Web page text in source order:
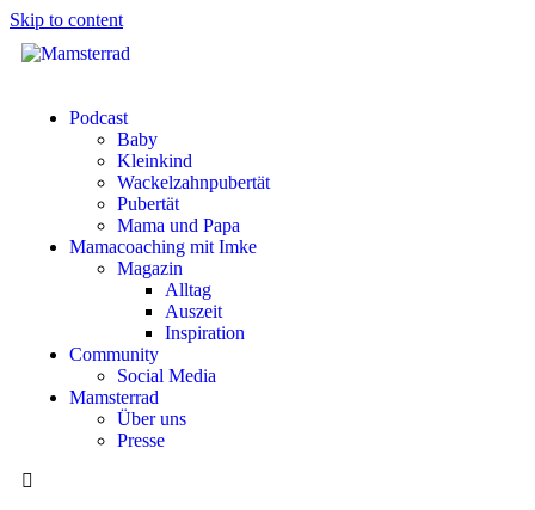
Skip to content
Podcast
Baby
Kleinkind
Wackelzahnpubertät
Pubertät
Mama und Papa
Mamacoaching mit Imke
Magazin
Alltag
Auszeit
Inspiration
Community
Social Media
Mamsterrad
Über uns
Presse